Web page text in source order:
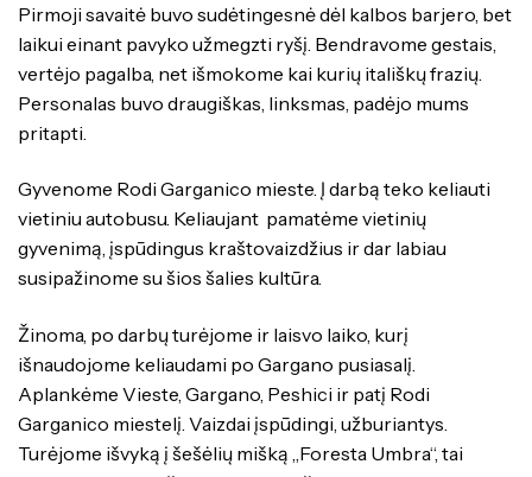
Pirmoji savaitė buvo sudėtingesnė dėl kalbos barjero, bet
laikui einant pavyko užmegzti ryšį. Bendravome gestais,
vertėjo pagalba, net išmokome kai kurių itališkų frazių.
Personalas buvo draugiškas, linksmas, padėjo mums
pritapti.
Gyvenome Rodi Garganico mieste. Į darbą teko keliauti
vietiniu autobusu. Keliaujant pamatėme vietinių
gyvenimą, įspūdingus kraštovaizdžius ir dar labiau
susipažinome su šios šalies kultūra.
Žinoma, po darbų turėjome ir laisvo laiko, kurį
išnaudojome keliaudami po Gargano pusiasalį.
Aplankėme Vieste, Gargano, Peshici ir patį Rodi
Garganico miestelį. Vaizdai įspūdingi, užburiantys.
Turėjome išvyką į šešėlių mišką „Foresta Umbra‘‘, tai